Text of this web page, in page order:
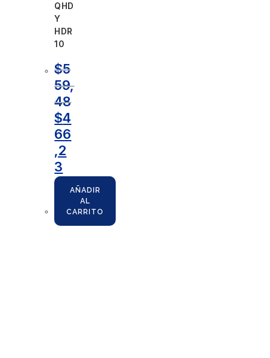
QHD
Y
HDR
10
$5
59,
48
$4
66
,2
3
AÑADIR
AL
CARRITO